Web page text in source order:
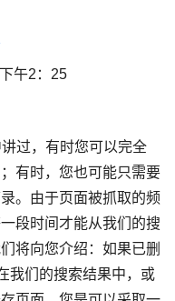
午2：25
讲过，有时您可以完全
有时，您也可能只需要
。由于页面被抓取的频
段时间才能从我们的搜
将向您介绍：如果已删
我们的搜索结果中，或